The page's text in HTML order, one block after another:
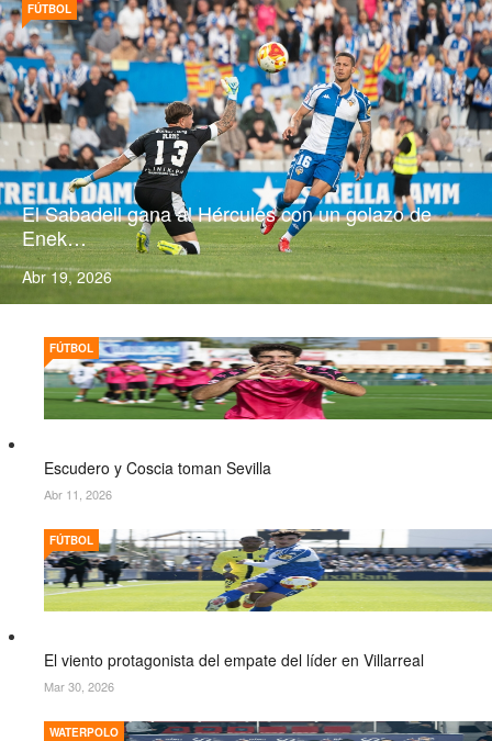
El Sabadell gana al Hércules con un golazo de
Enek…
Abr 19, 2026
FÚTBOL
Escudero y Coscia toman Sevilla
FÚTBOL
Abr 11, 2026
El viento protagonista del empate del líder en Villarreal
FÚTBOL
Mar 30, 2026
WATERPOLO